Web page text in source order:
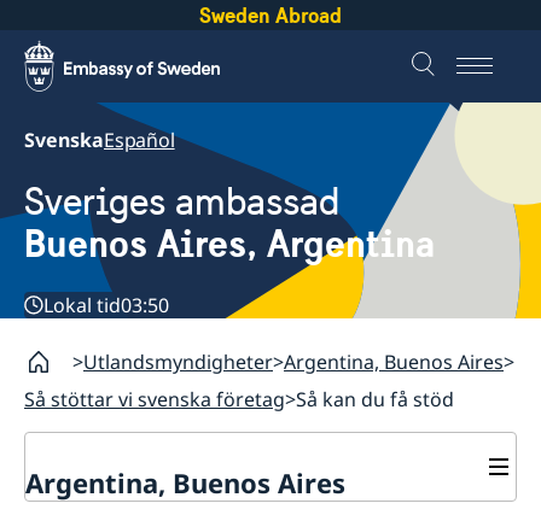
Sweden Abroad
SvenskaEspañol
Sveriges ambassad
Buenos Aires, Argentina
Lokal tid03:50
Utlandsmyndigheter Argentina, Buenos Aires
Så stöttar vi svenska företag Så kan du få stöd
Argentina, Buenos Aires